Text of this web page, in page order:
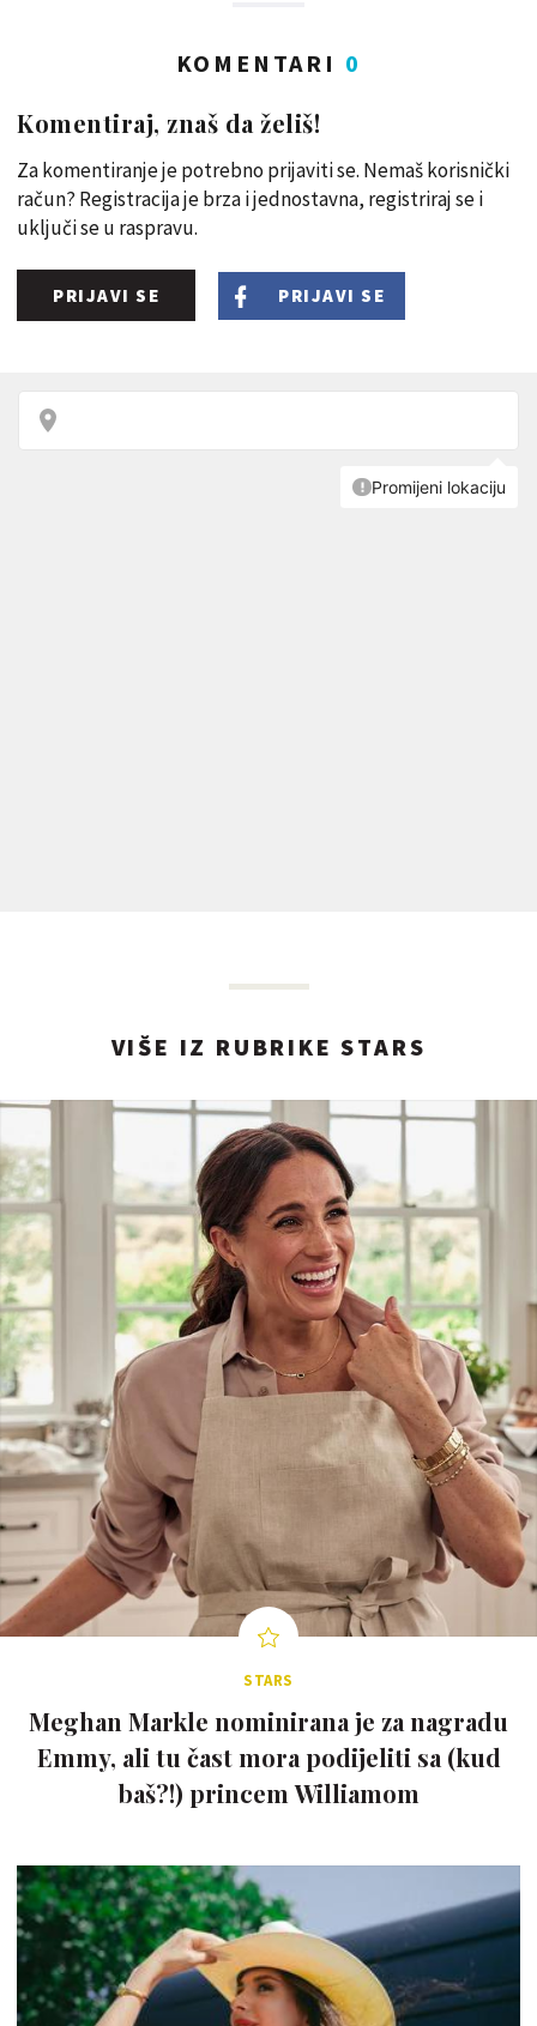
KOMENTARI 0
Komentiraj, znaš da želiš!
Za komentiranje je potrebno prijaviti se. Nemaš korisnički
račun? Registracija je brza i jednostavna, registriraj se i
uključi se u raspravu.
PRIJAVI SE PRIJAVI SE
VIŠE IZ RUBRIKE STARS
STARS
Meghan Markle nominirana je za nagradu
Emmy, ali tu čast mora podijeliti sa (kud
baš?!) princem Williamom